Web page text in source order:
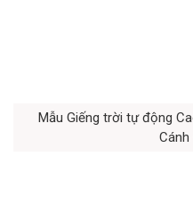
Mẫu Giếng trời tự động
Cánh